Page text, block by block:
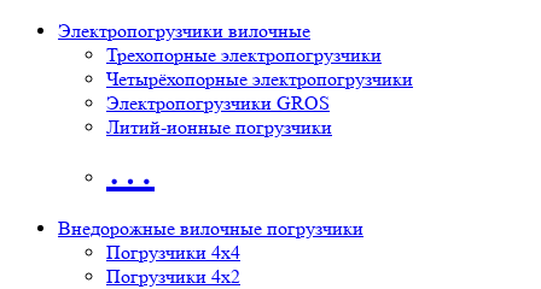
Электропогрузчики вилочные
Трехопорные электропогрузчики
Четырёхопорные электропогрузчики
Электропогрузчики GROS
Литий-ионные погрузчики
…
Внедорожные вилочные погрузчики
Погрузчики 4х4
Погрузчики 4х2